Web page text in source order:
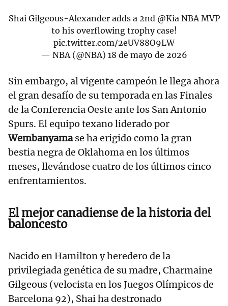
Shai Gilgeous-Alexander adds a 2nd @KiaNBA MVP
to his overflowing trophy case!
pic.twitter.com/2eUV88O9LW
— NBA (@NBA) 18 de mayo de 2026
Sin embargo, al vigente campeón le llega ahora
el gran desafío de su temporada en las Finales
de la Conferencia Oeste ante los San Antonio
Spurs. El equipo texano liderado por
Wembanyamase ha erigido como la gran
bestia negra de Oklahoma en los últimos
meses, llevándose cuatro de los últimos cinco
enfrentamientos.
El mejor canadiense de la historia del
baloncesto
Nacido en Hamilton y heredero de la
privilegiada genética de su madre, Charmaine
Gilgeous (velocista en los Juegos Olímpicos de
Barcelona 92), Shai ha destronado